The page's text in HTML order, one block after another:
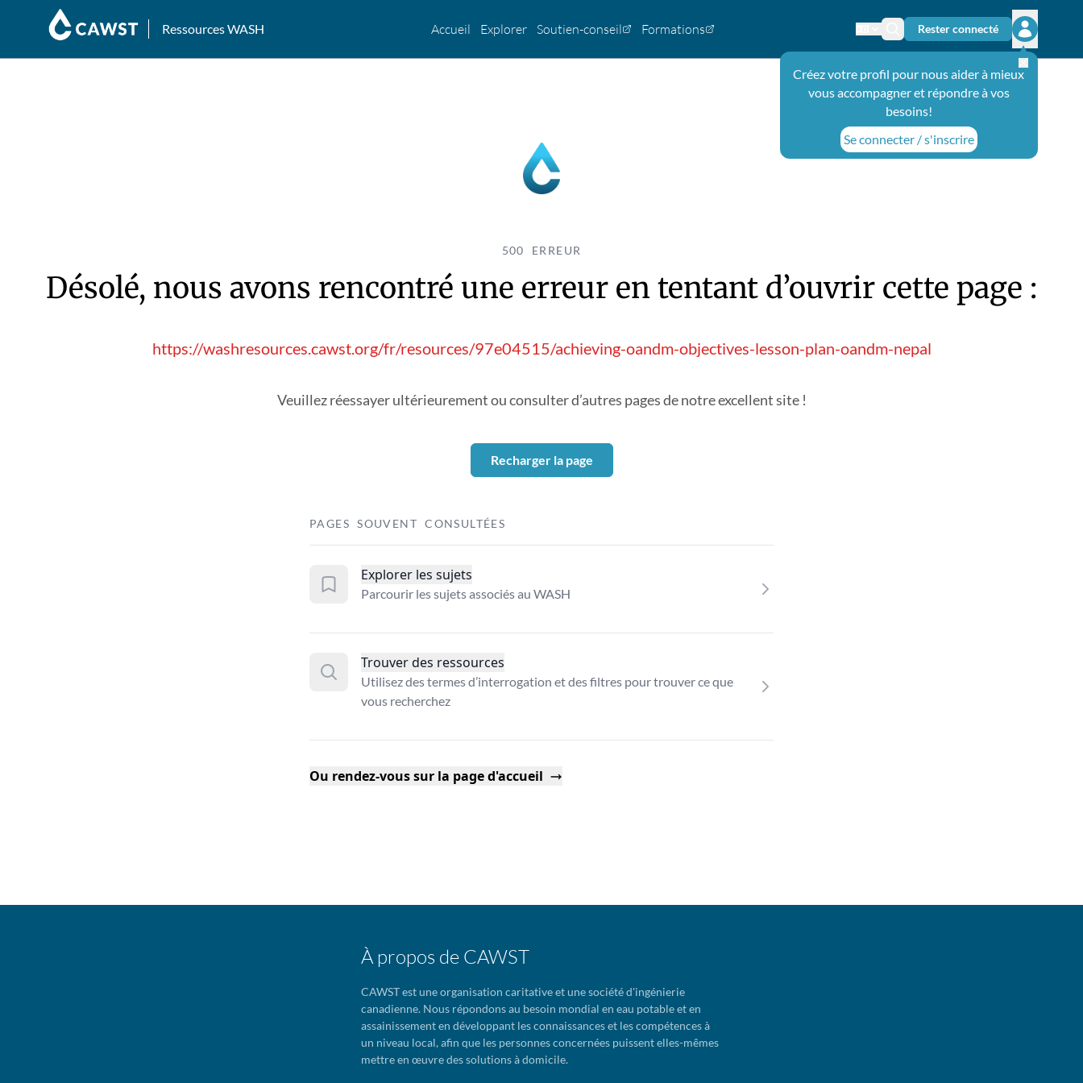
Ressources WASH Accueil Explorer Soutien-conseil Formations Changer de langue
Icône de recherche
Rester connecté
Ouvrir le
Créez votre profil pour nous aider à mieux
vous accompagner et répondre à vos
besoins!
Se connecter / s'inscrire
500 ERREUR
Désolé, nous avons rencontré une erreur en tentant d’ouvrir cette page :
https://washresources.cawst.org/fr/resources/97e04515/achieving-oandm-objectives-lesson-plan-oandm-nepal
Veuillez réessayer ultérieurement ou consulter d’autres pages de notre excellent site !
Recharger la page
PAGES SOUVENT CONSULTÉES
Explorer les sujets
Parcourir les sujets associés au WASH
Trouver des ressources
Utilisez des termes d’interrogation et des filtres pour trouver ce que
vous recherchez
Ou rendez-vous sur la page d'accueil
À propos de CAWST
CAWST est une organisation caritative et une société d'ingénierie
canadienne. Nous répondons au besoin mondial en eau potable et en
assainissement en développant les connaissances et les compétences à
un niveau local, afin que les personnes concernées puissent elles-mêmes
mettre en œuvre des solutions à domicile.